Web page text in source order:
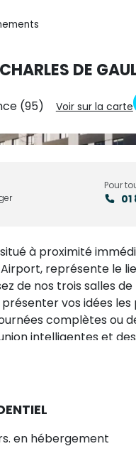
DE
(95) Voir sur la carte
Pour
01
à proximité
représente le
de nos trois salles
vos idées les
complètes ou
intelligentes et
en hébergement